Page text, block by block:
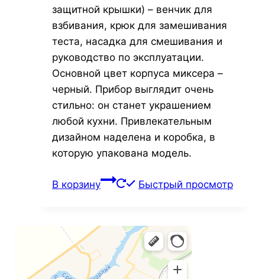
защитной крышки) – венчик для
взбивания, крюк для замешивания
теста, насадка для смешивания и
руководство по эксплуатации.
Основной цвет корпуса миксера –
черный. Прибор выглядит очень
стильно: он станет украшением
любой кухни. Привлекательным
дизайном наделена и коробка, в
которую упакована модель.
В корзину Быстрый просмотр